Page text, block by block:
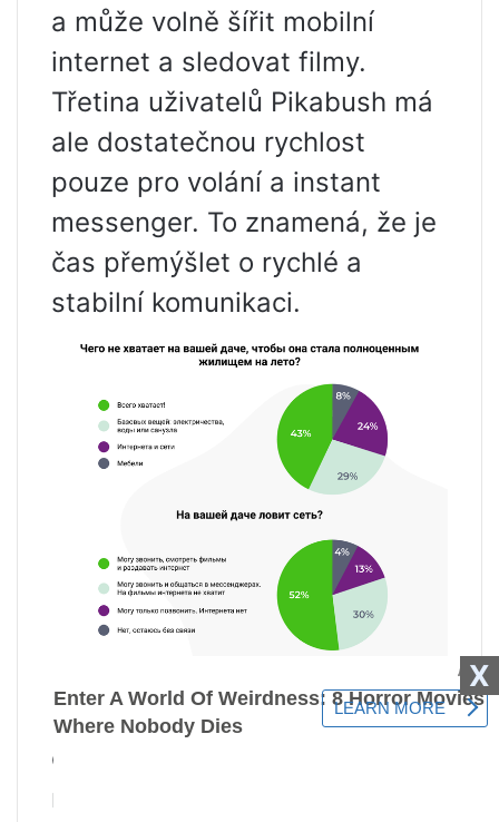
X
a může volně šířit mobilní
internet a sledovat filmy.
Třetina uživatelů Pikabush má
ale dostatečnou rychlost
pouze pro volání a instant
messenger. To znamená, že je
čas přemýšlet o rychlé a
stabilní komunikaci.
Pokud na chatě nemáte
obvyklý domácí internet (a
neočekáváte to) a nejste